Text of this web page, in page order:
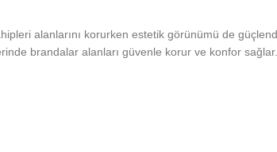
alanlarını korurken estetik görünümü de
brandalar alanları güvenle korur ve konfor sağlar.